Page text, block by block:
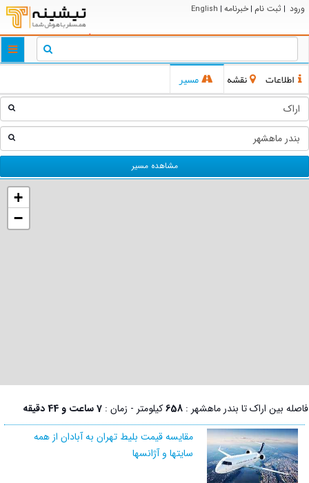
ورود | ثبت نام | خبرنامه |
English
اطلاعات نقشه مسیر
مشاهده مسیر
+
−
فاصله بین اراک تا بندر ماهشهر : 658کیلومتر - زمان : 7 ساعت و 44 دقیقه
مقایسه قیمت بلیط تهران به آبادان از همه
سایتها و آژانسها